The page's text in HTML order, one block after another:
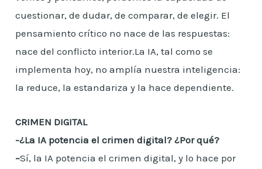
cuestionar, de dudar, de comparar, de elegir. El
pensamiento crítico no nace de las respuestas:
nace del conflicto interior.La IA, tal como se
implementa hoy, no amplía nuestra inteligencia:
la reduce, la estandariza y la hace dependiente.
CRIMEN DIGITAL
-¿La IA potencia el crimen digital? ¿Por qué?
–Sí, la IA potencia el crimen digital, y lo hace por